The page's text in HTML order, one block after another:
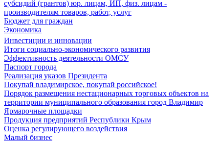
субсидий (грантов) юр. лицам, ИП, физ. лицам -
производителям товаров, работ, услуг
Бюджет для граждан
Экономика
Инвестиции и инновации
Итоги социально-экономического развития
Эффективность деятельности ОМСУ
Паспорт города
Реализация указов Президента
Покупай владимирское, покупай российское!
Порядок размещения нестационарных торговых объектов на
территории муниципального образования город Владимир
Ярмарочные площадки
Продукция предприятий Республики Крым
Оценка регулирующего воздействия
Малый бизнес